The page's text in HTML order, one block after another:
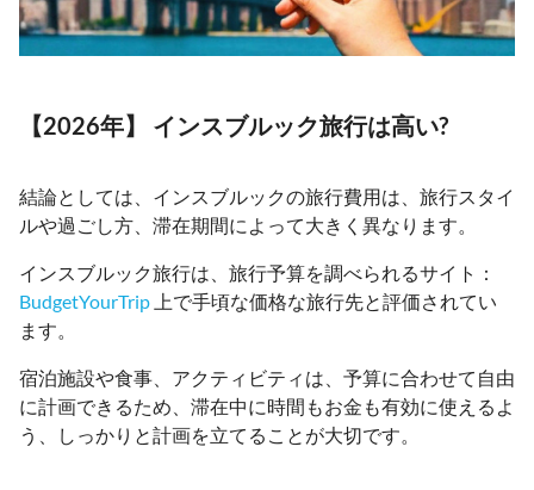
【2026年】 インスブルック旅行は高い?
結論としては、インスブルックの旅行費用は、旅行スタイ
ルや過ごし方、滞在期間によって大きく異なります。
インスブルック旅行は、旅行予算を調べられるサイト：
BudgetYourTrip 上で手頃な価格な旅行先と評価されてい
ます。
宿泊施設や食事、アクティビティは、予算に合わせて自由
に計画できるため、滞在中に時間もお金も有効に使えるよ
う、しっかりと計画を立てることが大切です。